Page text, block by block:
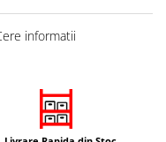
informatii